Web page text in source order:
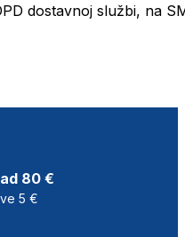
dostavnoj službi, na
80 €
5 €